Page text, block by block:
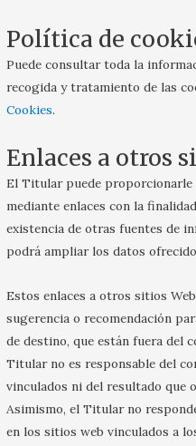
Política de
Puede consultar toda la
recogida y tratamiento de las
Cookies.
Enlaces a otros
El Titular puede proporcionarle
mediante enlaces con la
existencia de otras fuentes de
podrá ampliar los datos
Estos enlaces a otros sitios
sugerencia o recomendación
de destino, que están fuera del
Titular no es responsable del
vinculados ni del resultado que
Asimismo, el Titular no
en los sitios web vinculados a